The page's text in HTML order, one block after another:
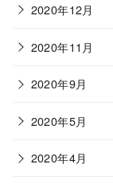
2020年12月
2020年11月
2020年9月
2020年5月
2020年4月